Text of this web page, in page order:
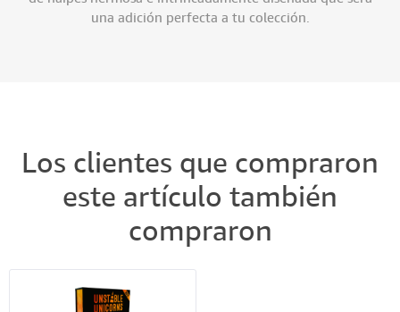
una adición perfecta a tu colección.
Los clientes que compraron
este artículo también
compraron